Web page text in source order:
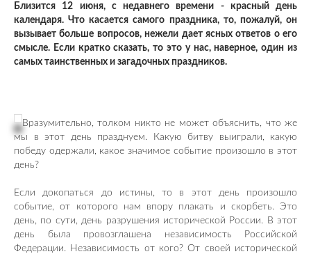
Близится 12 июня, с недавнего времени - красный день
календаря. Что касается самого праздника, то, пожалуй, он
вызывает больше вопросов, нежели дает ясных ответов о его
смысле. Если кратко сказать, то это у нас, наверное, один из
самых таинственных и загадочных праздников.
Вразумительно, толком никто не может объяснить, что же
мы в этот день празднуем. Какую битву выиграли, какую
победу одержали, какое значимое событие произошло в этот
день?
Если докопаться до истины, то в этот день произошло
событие, от которого нам впору плакать и скорбеть. Это
день, по сути, день разрушения исторической России. В этот
день была провозглашена независимость Российской
Федерации. Независимость от кого? От своей исторической